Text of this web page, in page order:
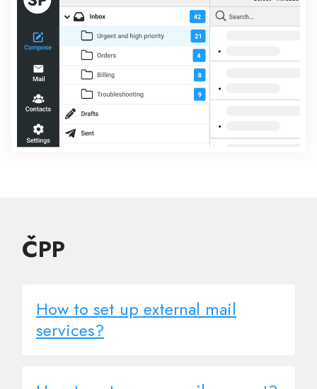
ČPP
How to set up external mail
services?